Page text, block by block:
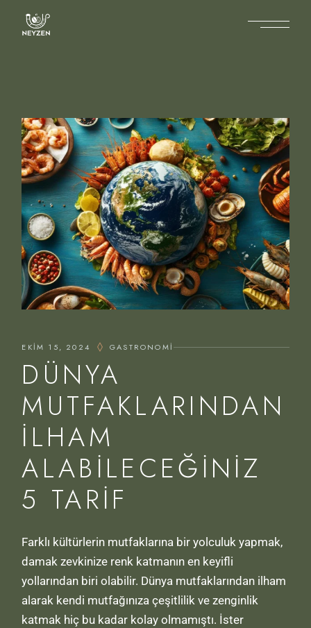
EKIM 15, 2024 GASTRONOMI
DÜNYA
MUTFAKLARINDAN
İLHAM
ALABILECEĞINIZ
5 TARIF
Farklı kültürlerin mutfaklarına bir yolculuk yapmak,
damak zevkinize renk katmanın en keyifli
yollarından biri olabilir. Dünya mutfaklarından ilham
alarak kendi mutfağınıza çeşitlilik ve zenginlik
katmak hiç bu kadar kolay olmamıştı. İster